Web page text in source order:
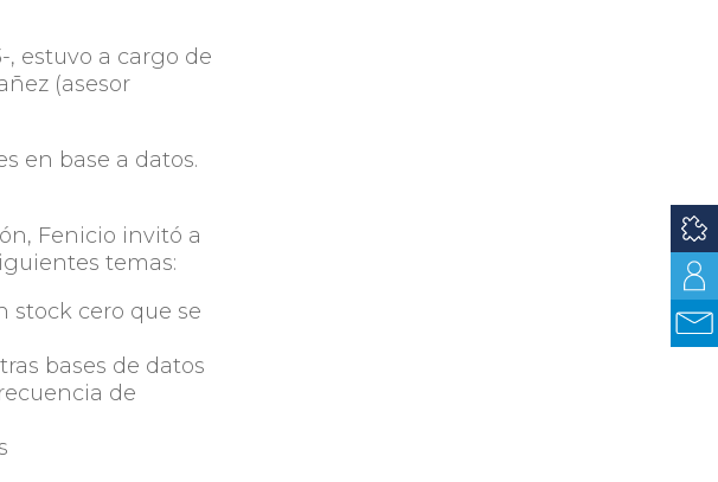
estuvo a cargo de
(asesor
en base a datos.
Fenicio invitó a
temas:
stock cero que se
bases de datos
de